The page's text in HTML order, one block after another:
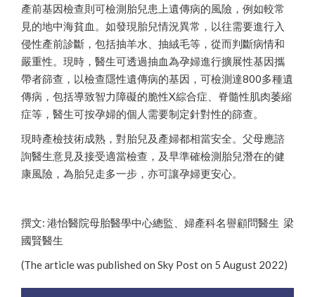
產前基因檢查則可檢測胎兒患上遺傳病的風險，例如較常
見的地中海貧血。如發現胎兒情況異常，以往需要進行入
侵性產前診斷，包括抽羊水、抽絨毛等，從而判斷病情和
嚴重性。現時，醫生可透過抽血為孕婦進行擴展性基因攜
帶者篩查，以檢查隱性遺傳病的基因，可檢測達800多種遺
傳病，包括導致智力障礙的脆性X綜合症、脊髓性肌肉萎縮
症等，醫生可按孕婦的個人需要制定針對性的篩查。
現時產檢技術成熟，對胎兒及產婦都相當安全。父母應諮
詢醫生意見及接受適當檢查，及早準確檢測胎兒潛在的健
康風險，為胎兒走多一步，亦可讓孕婦更安心。
撰文: 港怡醫院母胎醫學中心總監、婦產科名譽顧問醫生 梁
國賢醫生
(The article was published on Sky Post on 5 August 2022)